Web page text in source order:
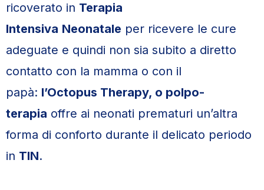
ricoverato in Terapia
Intensiva Neonatale per ricevere le cure
adeguate e quindi non sia subito a diretto
contatto con la mamma o con il
papà: l’Octopus Therapy, o polpo-
terapia offre ai neonati prematuri un’altra
forma di conforto durante il delicato periodo
in TIN.